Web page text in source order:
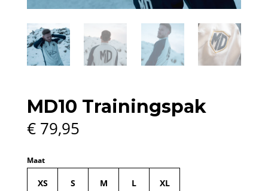
MD10 Trainingspak
€ 79,95
Maat
XS S M L XL